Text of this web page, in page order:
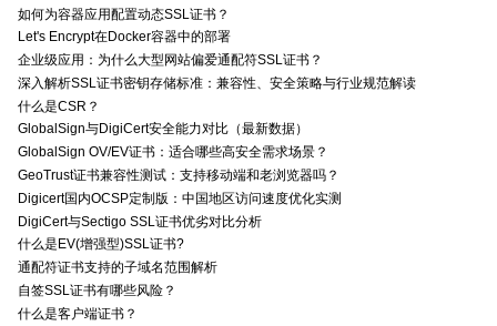
如何为容器应用配置动态SSL证书？
Let's Encrypt在Docker容器中的部署
企业级应用：为什么大型网站偏爱通配符SSL证书？
深入解析SSL证书密钥存储标准：兼容性、安全策略与行业规范解读
什么是CSR？
GlobalSign与DigiCert安全能力对比（最新数据）
GlobalSign OV/EV证书：适合哪些高安全需求场景？
GeoTrust证书兼容性测试：支持移动端和老浏览器吗？
Digicert国内OCSP定制版：中国地区访问速度优化实测
DigiCert与Sectigo SSL证书优劣对比分析
什么是EV(增强型)SSL证书?
通配符证书支持的子域名范围解析
自签SSL证书有哪些风险？
什么是客户端证书？